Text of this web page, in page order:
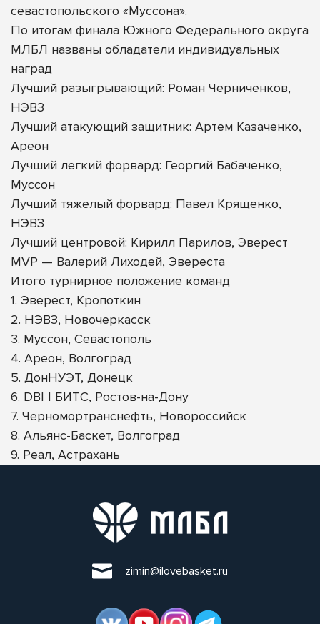
севастопольского «Муссона».
По итогам финала Южного Федерального округа
МЛБЛ названы обладатели индивидуальных
наград
Лучший разыгрывающий: Роман Черниченков,
НЭВЗ
Лучший атакующий защитник: Артем Казаченко,
Ареон
Лучший легкий форвард: Георгий Бабаченко,
Муссон
Лучший тяжелый форвард: Павел Крященко,
НЭВЗ
Лучший центровой: Кирилл Парилов, Эверест
MVP — Валерий Лиходей, Эвереста
Итого турнирное положение команд
1. Эверест, Кропоткин
2. НЭВЗ, Новочеркасск
3. Муссон, Севастополь
4. Ареон, Волгоград
5. ДонНУЭТ, Донецк
6. DBI | БИТС, Ростов-на-Дону
7. Черномортранснефть, Новороссийск
8. Альянс-Баскет, Волгоград
9. Реал, Астрахань
zimin@ilovebasket.ru